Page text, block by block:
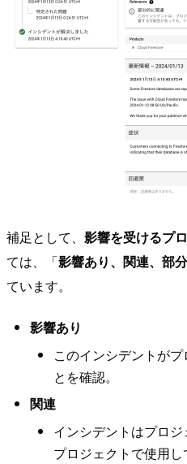
補足として、 影響を受けるプ
ては、「影響あり、関連、部
ています。
影響あり
このインシデントが
とを確認。
関連
インシデントはプロジ
プロジェクトで使用